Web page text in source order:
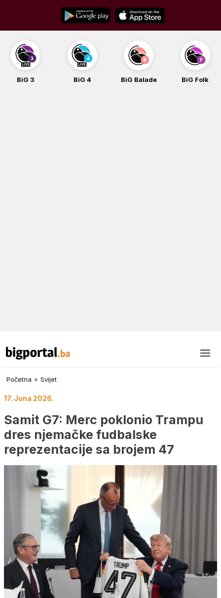
content
BiG 3 BiG 4 BiG Balade BiG Folk
Početna » Svijet
17. Juna 2026.
Samit G7: Merc poklonio Trampu
dres njemačke fudbalske
reprezentacije sa brojem 47